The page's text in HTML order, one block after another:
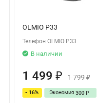
OLMIO P33
Телефон OLMIO P33
В наличии
1 499 ₽ 1 799₽
- 16% Экономия 300 ₽